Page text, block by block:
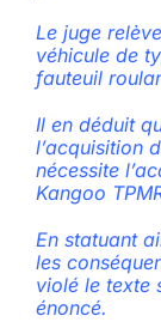
Le juge
véhicule de
fauteuil
Il en déduit
l’acquisition
nécessite
Kangoo
En statuant
les
violé le texte
énoncé.